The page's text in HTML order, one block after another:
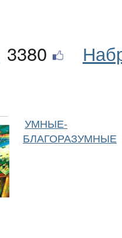
3380
УМНЫЕ-
БЛАГОРАЗУМНЫЕ